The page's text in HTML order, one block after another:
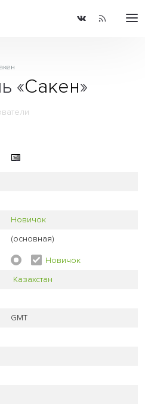
«Сакен»
Новичок
(основная)
Новичок
Казахстан
GMT